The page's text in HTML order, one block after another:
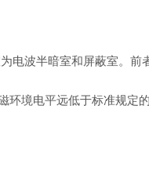
电波半暗室和屏蔽室。前
境电平远低于标准规定